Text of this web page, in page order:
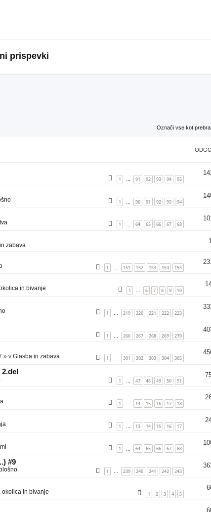
prispevki
Označi vse kot
1 91 92 93 94 95
1 90 91 92 93 94
1 64 65 66 67 68
zabava
1
1 … 151 152 153 154 155
in bivanje 1 … 6 7 8 9 10
1 219 220 221 222 223
1 266 267 268 269 270
» v Glasba in zabava 1 301 302 303 304 305
2.del
1 … 47 48 49 50 51
1 … 14 15 16 17 18
1 13 14 15 16 17
1 64 65 66 67 68
#9
1 … 239 240 241 242 243
okolica in bivanje 1 2 3 4 5